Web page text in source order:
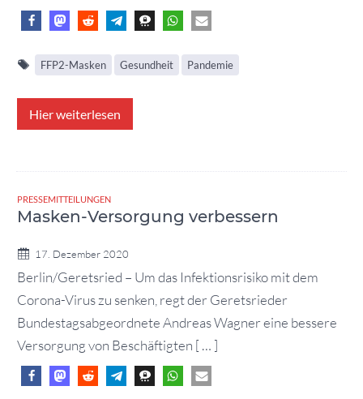
FFP2-Masken Gesundheit Pandemie
Hier weiterlesen
PRESSEMITTEILUNGEN
Masken-Versorgung verbessern
17. Dezember 2020
Berlin/Geretsried – Um das Infektionsrisiko mit dem
Corona-Virus zu senken, regt der Geretsrieder
Bundestagsabgeordnete Andreas Wagner eine bessere
Versorgung von Beschäftigten [ … ]